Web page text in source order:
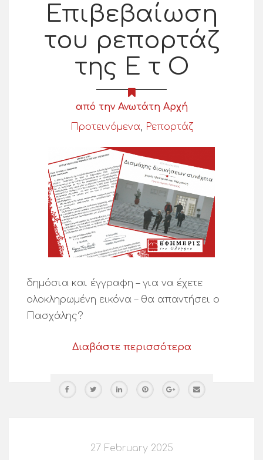
Επιβεβαίωση
του ρεπορτάζ
της Ε τ Ο
από την Ανωτάτη Αρχή
Προτεινόμενα, Ρεπορτάζ
δημόσια και έγγραφη – για να έχετε
ολοκληρωμένη εικόνα – θα απαντήσει ο
Πασχάλης?
Διαβάστε περισσότερα
27 February 2025